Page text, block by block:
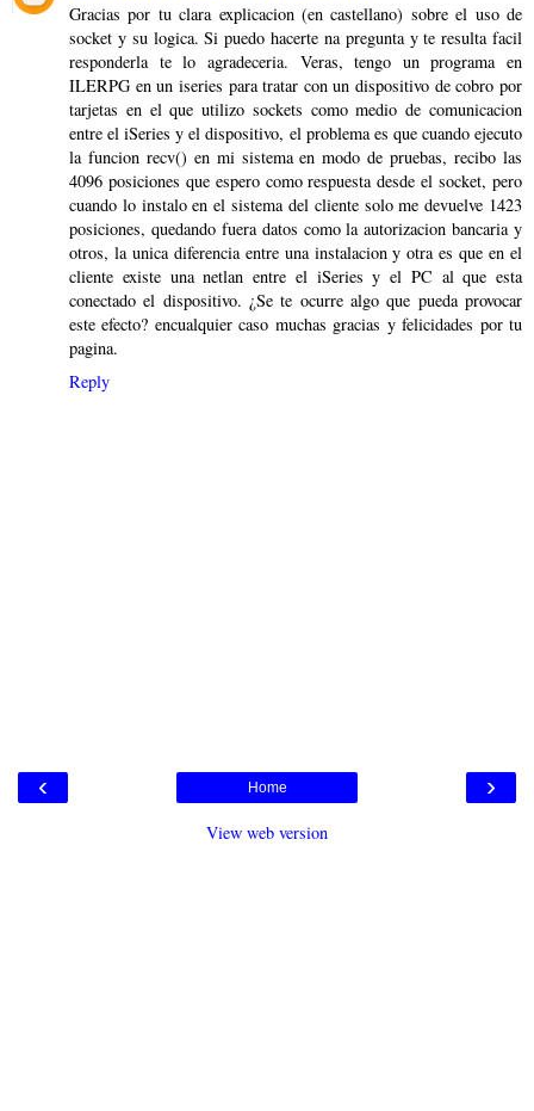
Gracias por tu clara explicacion (en castellano) sobre el uso de
socket y su logica. Si puedo hacerte na pregunta y te resulta facil
responderla te lo agradeceria. Veras, tengo un programa en
ILERPG en un iseries para tratar con un dispositivo de cobro por
tarjetas en el que utilizo sockets como medio de comunicacion
entre el iSeries y el dispositivo, el problema es que cuando ejecuto
la funcion recv() en mi sistema en modo de pruebas, recibo las
4096 posiciones que espero como respuesta desde el socket, pero
cuando lo instalo en el sistema del cliente solo me devuelve 1423
posiciones, quedando fuera datos como la autorizacion bancaria y
otros, la unica diferencia entre una instalacion y otra es que en el
cliente existe una netlan entre el iSeries y el PC al que esta
conectado el dispositivo. ¿Se te ocurre algo que pueda provocar
este efecto? encualquier caso muchas gracias y felicidades por tu
pagina.
Reply
‹ ›
Home
View web version